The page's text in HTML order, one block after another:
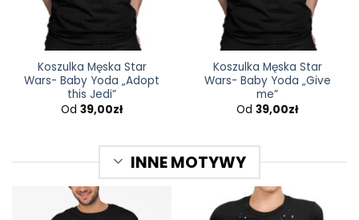
Koszulka Męska Star
Wars- Baby Yoda „Adopt
this Jedi”
Od 39,00zł
Koszulka Męska Star
Wars- Baby Yoda „Give
me”
Od 39,00zł
INNE MOTYWY